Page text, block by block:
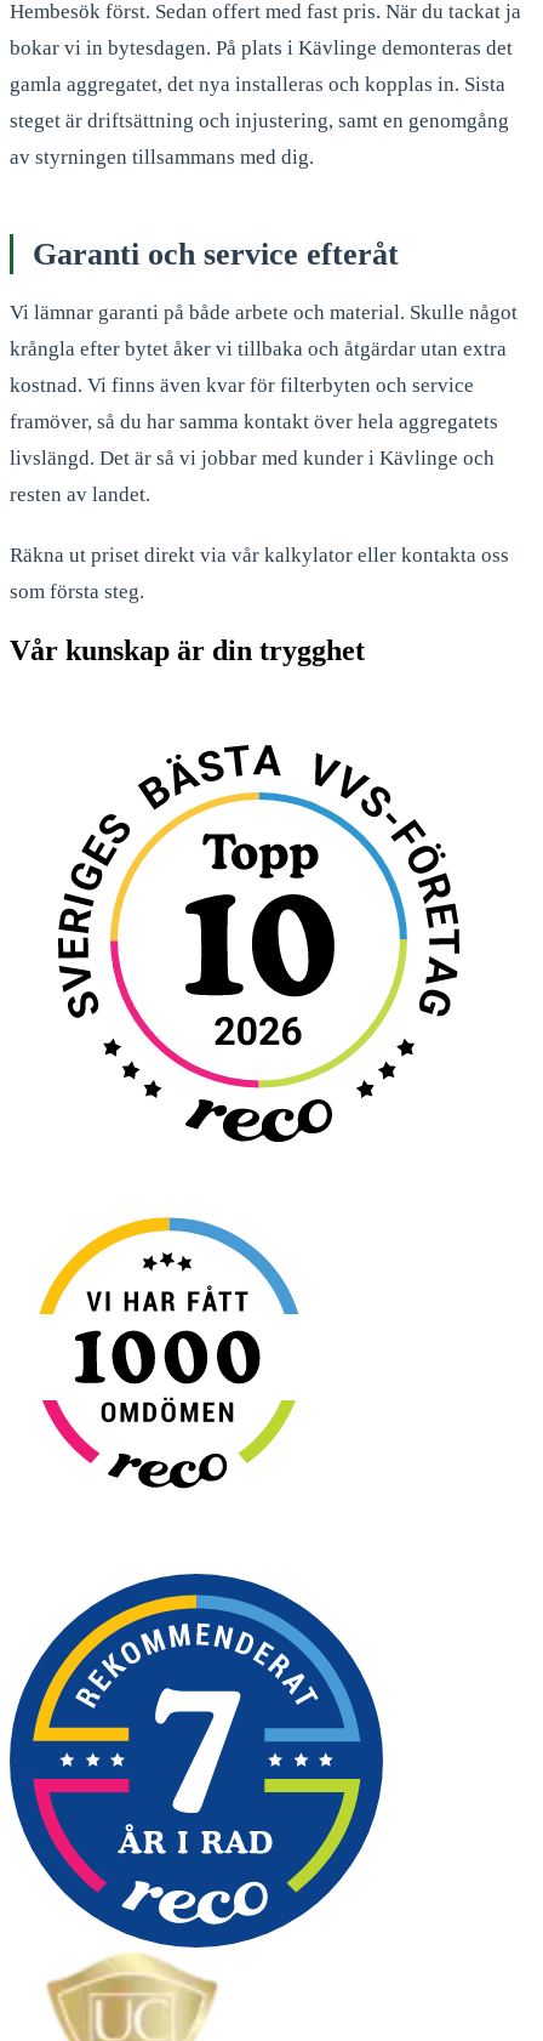
Hembesök först. Sedan offert med fast pris. När du tackat ja
bokar vi in bytesdagen. På plats i Kävlinge demonteras det
gamla aggregatet, det nya installeras och kopplas in. Sista
steget är driftsättning och injustering, samt en genomgång
av styrningen tillsammans med dig.
Garanti och service efteråt
Vi lämnar garanti på både arbete och material. Skulle något
krångla efter bytet åker vi tillbaka och åtgärdar utan extra
kostnad. Vi finns även kvar för filterbyten och service
framöver, så du har samma kontakt över hela aggregatets
livslängd. Det är så vi jobbar med kunder i Kävlinge och
resten av landet.
Räkna ut priset direkt via vår kalkylator eller kontakta oss
som första steg.
Vår kunskap är din trygghet